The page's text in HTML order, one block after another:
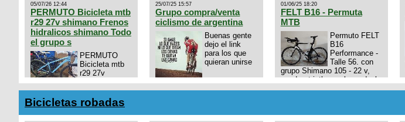
05/07/26 12:44
PERMUTO Bicicleta mtb
r29 27v shimano Frenos
hidralicos shimano Todo
el grupo s
PERMUTO
Bicicleta mtb
r29 27v
shimano
Frenos hidralicos shimano
Todo el grupo shimano Talle
s/m Permuto x pistera o ruta
talle s o m.
25/07/25 15:57
Grupo compra/venta
ciclismo de argentina
Buenas gente
dejo el link
para los que
quieran unirse
https://chat.whatsapp.com/E4N9zhVk9wHFFzK7T345Kn?
mode=ac_t
01/06/25 18:20
FELT B16 - Permuta
MTB
Permuto FELT
B16
Performance -
Talle 56. con
grupo Shimano 105 - 22 v,
cuadro: triatlon carbono dual
aero TT/TRI UHC. Talle L.
Bicicletas robadas